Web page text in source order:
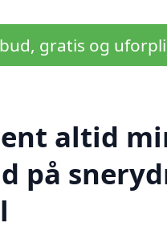
gratis og
altid
på